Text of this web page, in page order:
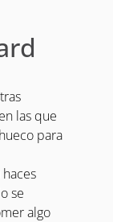
las que
para
se
algo